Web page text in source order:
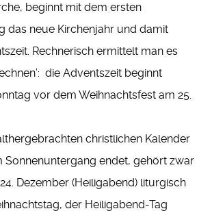
beginnt mit dem ersten
das neue Kirchenjahr und damit
Rechnerisch ermittelt man es
die Adventszeit beginnt
vor dem Weihnachtsfest am 25.
christlichen Kalender
Sonnenuntergang endet, gehört zwar
Dezember (Heiligabend) liturgisch
der Heiligabend-Tag